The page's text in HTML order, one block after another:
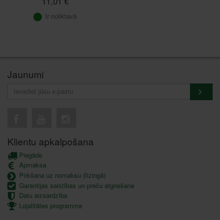
Ir noliktavā
Jaunumi
Klientu apkalpošana
Piegāde
Apmaksa
Pirkšana uz nomaksu (līzingā)
Garantijas saistības un preču atgriešana
Datu aizsardzība
Lojalitātes programma